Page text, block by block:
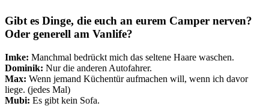
Gibt es Dinge, die euch an eurem Camper nerven?
Oder generell am Vanlife?
Imke: Manchmal bedrückt mich das seltene Haare waschen.
Dominik: Nur die anderen Autofahrer.
Max: Wenn jemand Küchentür aufmachen will, wenn ich davor
liege. (jedes Mal)
Mubi: Es gibt kein Sofa.